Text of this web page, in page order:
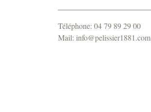
Téléphone: 04 79 89 29 00
Mail: info@pelissier1881.com